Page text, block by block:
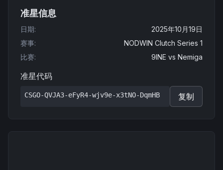
准星信息
日期:
2025年10月19日
赛事:
NODWIN Clutch Series 1
比赛: 9INE vs Nemiga
准星代码
CSGO-QVJA3-eFyR4-wjv9e-x3tNO-DqmHB 复制